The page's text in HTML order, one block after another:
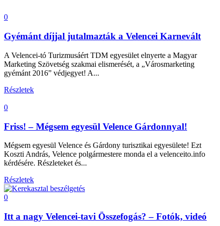
0
Gyémánt díjjal jutalmazták a Velencei Karnevált
A Velencei-tó Turizmusáért TDM egyesület elnyerte a Magyar
Marketing Szövetség szakmai elismerését, a „Városmarketing
gyémánt 2016” védjegyet! A...
Részletek
0
Friss! – Mégsem egyesül Velence Gárdonnyal!
Mégsem egyesül Velence és Gárdony turisztikai egyesülete! Ezt
Koszti András, Velence polgármestere monda el a velenceito.info
kérdésére. Részleteket és...
Részletek
0
Itt a nagy Velencei-tavi Összefogás? – Fotók, videó